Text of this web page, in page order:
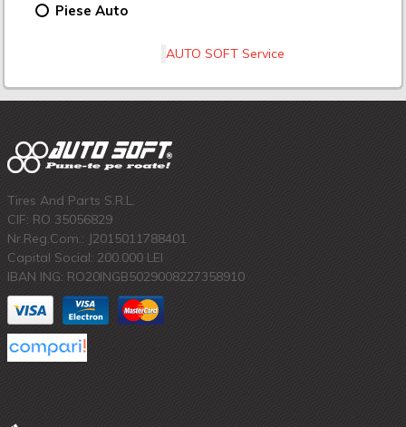
Piese Auto
AUTO SOFT Service
Tires And Parts S.R.L.
CIF: RO 35056829
Nr.Reg.Com.: J2015011788401
Capital Social: 200.000 LEI
IBAN ING: RO20INGB5029008227358910